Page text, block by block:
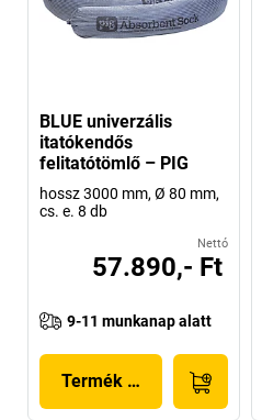
BLUE univerzális
itatókendős
felitatótömlő – PIG
hossz 3000 mm, Ø 80 mm,
cs. e. 8 db
Nettó
57.890,- Ft
9-11 munkanap alatt
Termék megjelenítése